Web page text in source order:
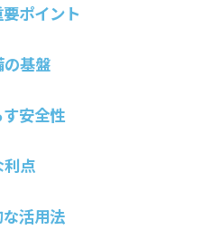
の柔軟な適応法
く警備戦略の効果
性を高める理由
がもたらす安心感
支える警備技術
ポイント
基盤
安全性
点
活用法